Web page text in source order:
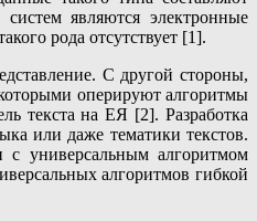
являются электронные
рода отсутствует [1].
С другой стороны,
оперируют алгоритмы
текста на ЕЯ [2]. Разработка
или даже тематики текстов.
с универсальным алгоритмом
алгоритмов гибкой